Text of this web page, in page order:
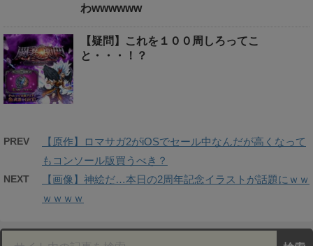
わwwwwww
【疑問】これを１００周しろってこ
と・・・！？
PREV
【原作】ロマサガ2がiOSでセール中なんだが高くなって
もコンソール版買うべき？
NEXT
【画像】神絵だ…本日の2周年記念イラストが話題にｗｗ
ｗｗｗｗ